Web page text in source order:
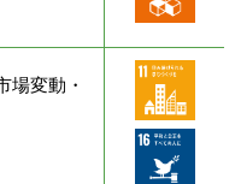
場変動・